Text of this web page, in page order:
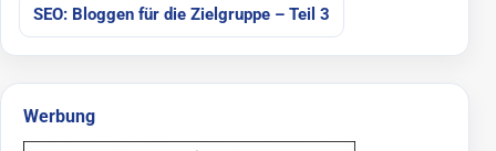
SEO: Bloggen für die Zielgruppe – Teil 3
Werbung